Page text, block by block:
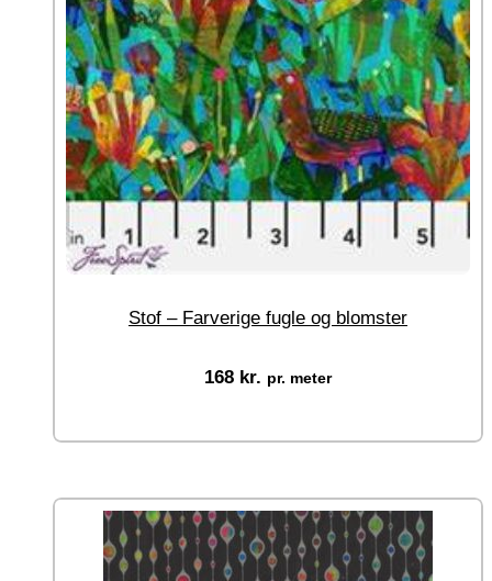
Stof – Farverige fugle og blomster
168 kr. pr. meter